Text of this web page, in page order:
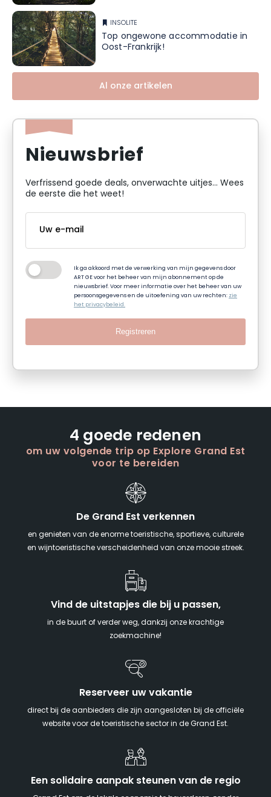
INSOLITE
Top ongewone accommodatie in
Oost-Frankrijk!
Al onze artikelen
Nieuwsbrief
Verfrissend goede deals, onverwachte uitjes... Wees
de eerste die het weet!
Ik ga akkoord met de verwerking van mijn gegevens door
ART GE voor het beheer van mijn abonnement op de
nieuwsbrief. Voor meer informatie over het beheer van uw
persoonsgegevens en de uitoefening van uw rechten: zie
het privacybeleid.
Registreren
4 goede redenen
om uw volgende trip op Explore Grand Est
voor te bereiden
De Grand Est verkennen
en genieten van de enorme toeristische, sportieve, culturele
en wijntoeristische verscheidenheid van onze mooie streek.
Vind de uitstapjes die bij u passen,
in de buurt of verder weg, dankzij onze krachtige
zoekmachine!
Reserveer uw vakantie
direct bij de aanbieders die zijn aangesloten bij de officiële
website voor de toeristische sector in de Grand Est.
Een solidaire aanpak steunen van de regio